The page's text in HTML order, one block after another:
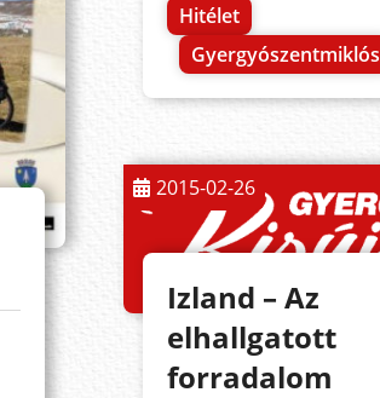
Hitélet
Gyergyószentmiklós
2015-02-26
Izland – Az
elhallgatott
forradalom